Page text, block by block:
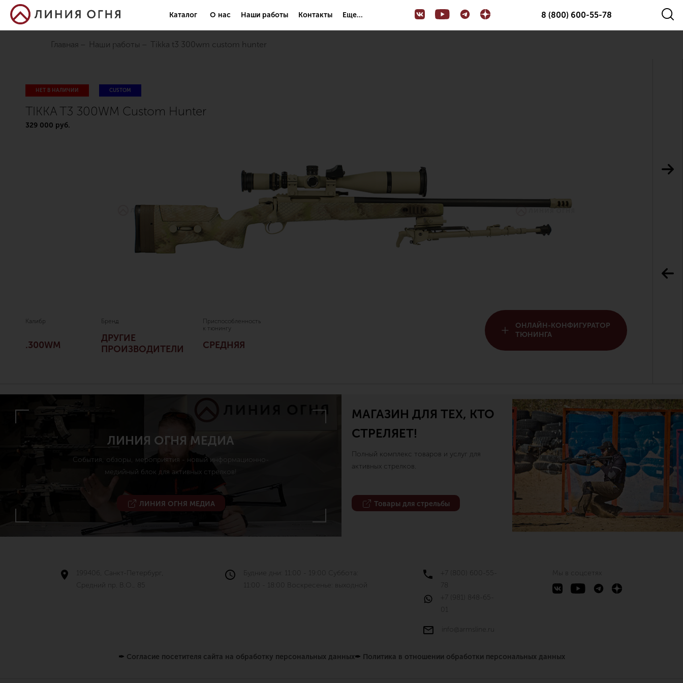
Каталог О нас Наши работы Контакты Еще... 8 (800) 600-55-78
Главная Наши работы tikka t3 300wm custom hunter
НЕТ В НАЛИЧИИ CUSTOM
TIKKA T3 300WM Custom Hunter
329 000 руб.
Калибр
.300WM
Бренд
ДРУГИЕ
ПРОИЗВОДИТЕЛИ
Приспособленность
к тюнингу
СРЕДНЯЯ
ОНЛАЙН-КОНФИГУРАТОР
ТЮНИНГА
ЛИНИЯ ОГНЯ МЕДИА
События, обзоры, мероприятия - новый информационно-
медийный блок для активных стрелков!
ЛИНИЯ ОГНЯ МЕДИА
МАГАЗИН ДЛЯ ТЕХ, КТО
СТРЕЛЯЕТ!
Полный комплекс товаров и услуг для
активных стрелков.
Товары для стрельбы
199406, Санкт-Петербург,
Средний пр. В.О., 85
Будние дни: 11:00 - 19:00 Суббота:
11:00 - 18:00 Воскресенье: выходной
+7 (800) 600-55-
78
+7 (981) 848-65-
01
info@armsline.ru
Мы в соцсетях
✒ Согласие посетителя сайта на обработку персональных данных✒ Политика в отношении обработки персональных данных